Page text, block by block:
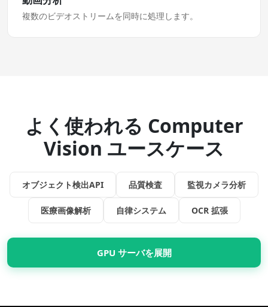
複数のビデオストリームを同時に処理します。
よく使われる Computer
Vision ユースケース
オブジェクト検出API 品質検査 監視カメラ分析
医療画像解析 自律システム OCR 拡張
GPU サーバを展開